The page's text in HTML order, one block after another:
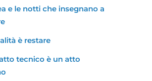
e le notti che insegnano a
è restare
tecnico è un atto